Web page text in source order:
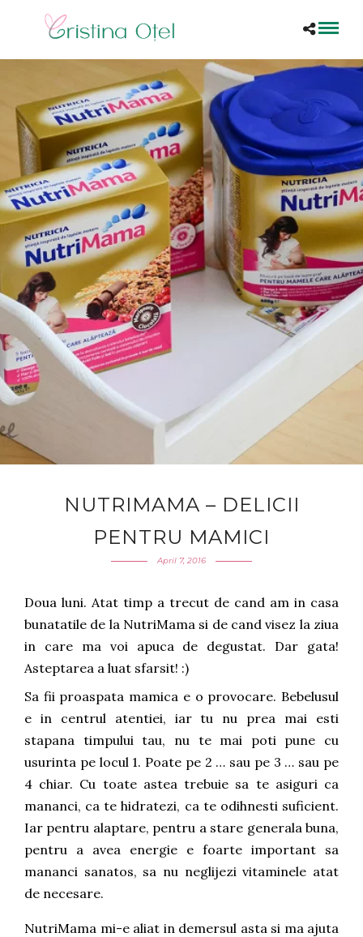
NUTRIMAMA – DELICII
PENTRU MAMICI
April 7, 2016
Doua luni. Atat timp a trecut de cand am in casa
bunatatile de la NutriMama si de cand visez la ziua
in care ma voi apuca de degustat. Dar gata!
Asteptarea a luat sfarsit! :)
Sa fii proaspata mamica e o provocare. Bebelusul
e in centrul atentiei, iar tu nu prea mai esti
stapana timpului tau, nu te mai poti pune cu
usurinta pe locul 1. Poate pe 2 … sau pe 3 … sau pe
4 chiar. Cu toate astea trebuie sa te asiguri ca
mananci, ca te hidratezi, ca te odihnesti suficient.
Iar pentru alaptare, pentru a stare generala buna,
pentru a avea energie e foarte important sa
mananci sanatos, sa nu neglijezi vitaminele atat
de necesare.
NutriMama mi-e aliat in demersul asta si ma ajuta